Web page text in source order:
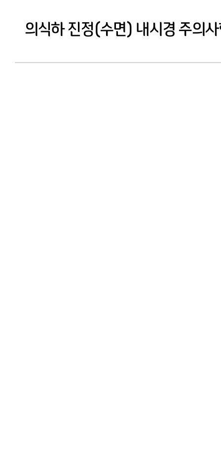
의식하 진정(수면) 내시경 주의